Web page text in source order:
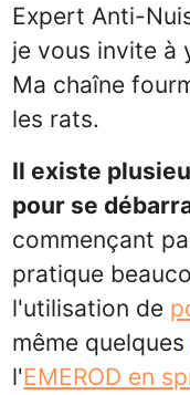
Expert Anti-
je vous invite à
Ma chaîne
les rats.
Il existe
pour se
commençant
pratique
l'utilisation de
même quelques
l'EMEROD en